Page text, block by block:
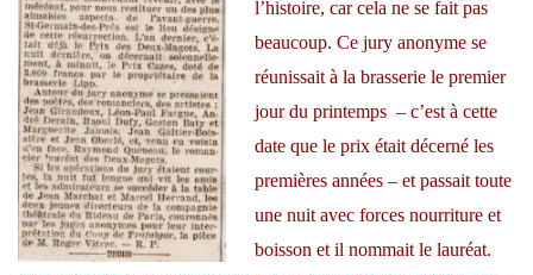
l’histoire, car cela ne se fait pas
beaucoup. Ce jury anonyme se
réunissait à la brasserie le premier
jour du printemps – c’est à cette
date que le prix était décerné les
premières années – et passait toute
une nuit avec forces nourriture et
boisson et il nommait le lauréat.